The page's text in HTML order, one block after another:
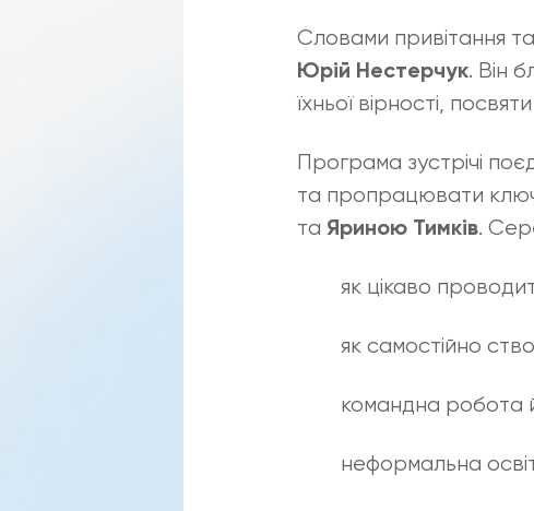
Словами привітання
Юрій Нестерчук. Він
їхньої вірності,
Програма зустрічі
та пропрацювати
та Яриною Тимків.
як цікаво
як самостійно
командна робота й
неформальна